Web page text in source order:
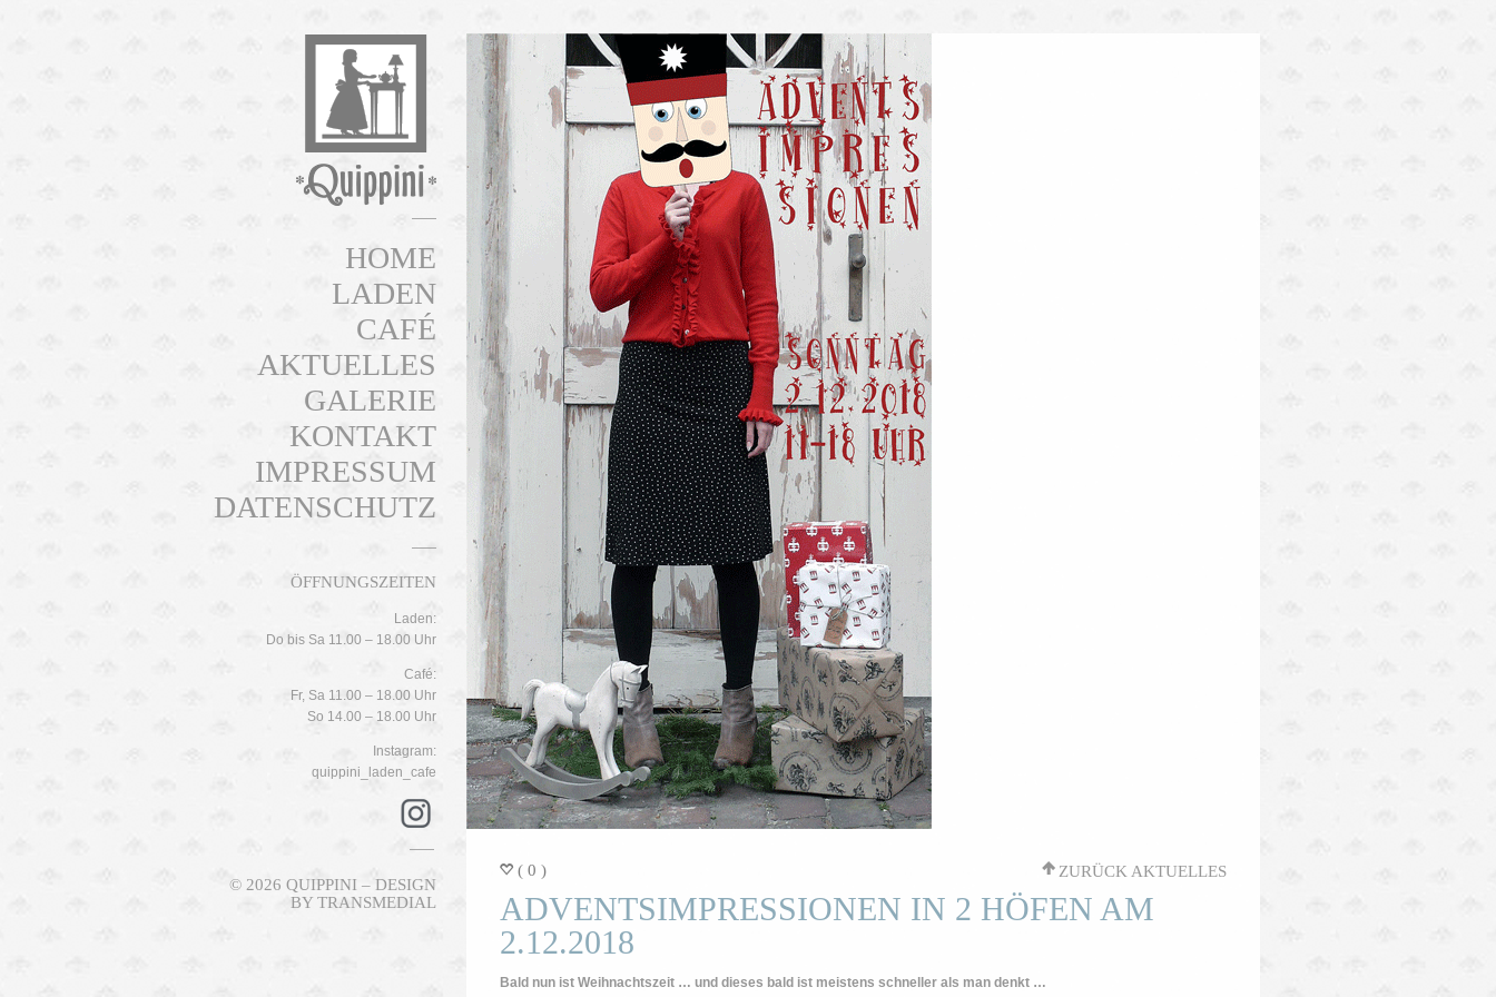
HOME
LADEN
CAFÉ
AKTUELLES
GALERIE
KONTAKT
IMPRESSUM
DATENSCHUTZ
ÖFFNUNGSZEITEN
Laden:
Do bis Sa 11.00 – 18.00 Uhr
Café:
Fr, Sa 11.00 – 18.00 Uhr
So 14.00 – 18.00 Uhr
Instagram:
quippini_laden_cafe
© 2026 QUIPPINI – DESIGN
BY TRANSMEDIAL
' ZURÜCK AKTUELLES
= ( 0 )
ADVENTSIMPRESSIONEN IN 2 HÖFEN AM
2.12.2018
Bald nun ist Weihnachtszeit … und dieses bald ist meistens schneller als man denkt …